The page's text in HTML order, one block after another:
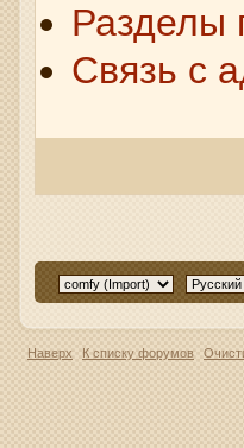
Разделы
Связь с
Наверх К списку форумов